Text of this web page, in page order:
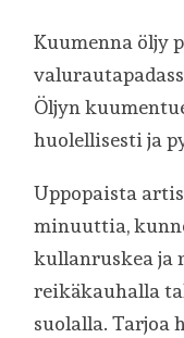
Kuumenna öljy
Öljyn
huolellisesti ja
Uppopaista
minuuttia,
kullanruskea ja
reikäkauhalla
suolalla. Tarjoa